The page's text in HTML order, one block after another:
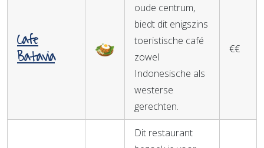
Cafe
Batavia
oude centrum,
biedt dit enigszins
toeristische café
zowel
Indonesische als
westerse
gerechten.
€€
Dit restaurant